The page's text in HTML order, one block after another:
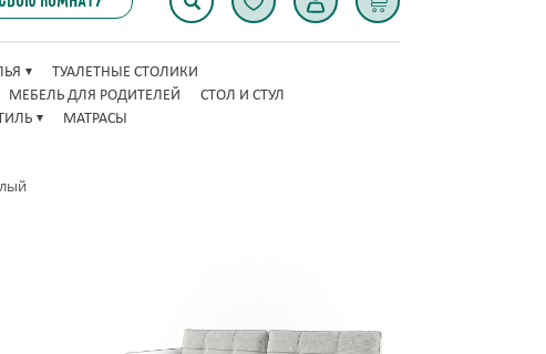
ТУАЛЕТНЫЕ СТОЛИКИ
МЕБЕЛЬ ДЛЯ РОДИТЕЛЕЙ
СТОЛ И СТУЛ
МАТРАСЫ